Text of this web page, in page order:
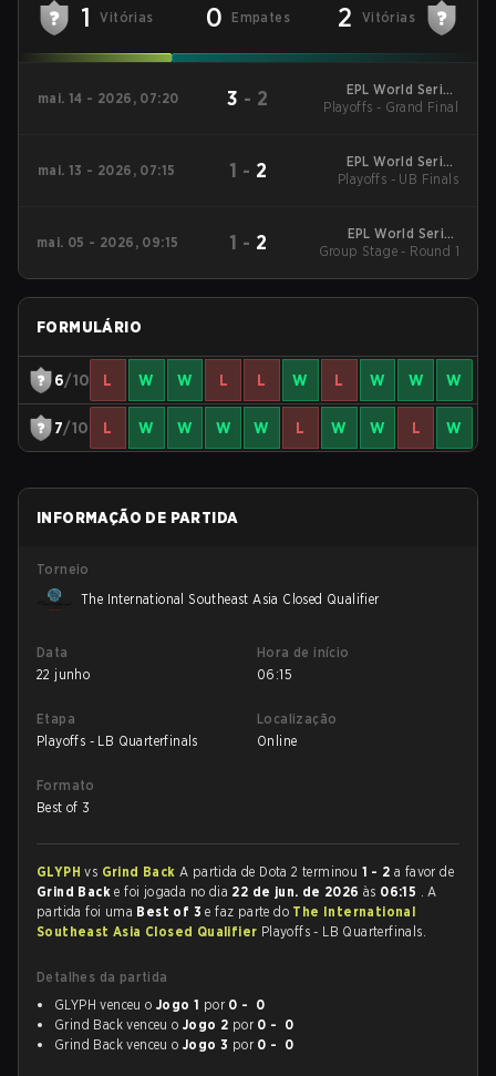
1 Vitórias 0 Empates 2 Vitórias
mai. 14 - 2026, 07:20 3 - 2
EPL World Series
Southeast Asia
Playoffs - Grand Final
mai. 13 - 2026, 07:15 1 - 2
EPL World Series
Southeast Asia
Playoffs - UB Finals
mai. 05 - 2026, 09:15 1 - 2
EPL World Series
Southeast Asia
Group Stage - Round 1
FORMULÁRIO
6/10 L W W L L W L W W W
7/10 L W W W W L W W L W
INFORMAÇÃO DE PARTIDA
Torneio
The International Southeast Asia Closed Qualifier
Data
22 junho
Hora de início
06:15
Etapa
Playoffs - LB Quarterfinals
Localização
Online
Formato
Best of 3
GLYPHvs Grind BackA partida de Dota 2 terminou 1 - 2 a favor de
Grind Backe foi jogada no dia 22 de jun. de 2026às 06:15 . A
partida foi uma Best of 3e faz parte do The International
Southeast Asia Closed Qualifier Playoffs - LB Quarterfinals.
Detalhes da partida
GLYPH venceu o Jogo 1 por 0 - 0
Grind Back venceu o Jogo 2 por 0 - 0
Grind Back venceu o Jogo 3 por 0 - 0